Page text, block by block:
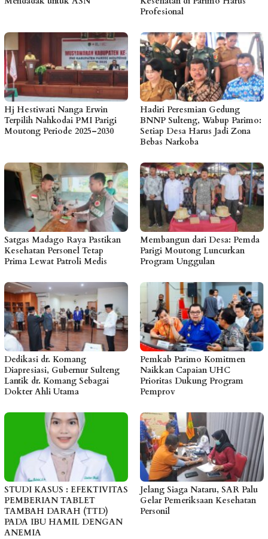
Profesional
Hj Hestiwati Nanga Erwin
Terpilih Nahkodai PMI Parigi
Moutong Periode 2025–2030
Hadiri Peresmian Gedung
BNNP Sulteng, Wabup Parimo:
Setiap Desa Harus Jadi Zona
Bebas Narkoba
Satgas Madago Raya Pastikan
Kesehatan Personel Tetap
Prima Lewat Patroli Medis
Membangun dari Desa: Pemda
Parigi Moutong Luncurkan
Program Unggulan
Dedikasi dr. Komang
Diapresiasi, Gubernur Sulteng
Lantik dr. Komang Sebagai
Dokter Ahli Utama
Pemkab Parimo Komitmen
Naikkan Capaian UHC
Prioritas Dukung Program
Pemprov
STUDI KASUS : EFEKTIVITAS
PEMBERIAN TABLET
TAMBAH DARAH (TTD)
PADA IBU HAMIL DENGAN
ANEMIA
Jelang Siaga Nataru, SAR Palu
Gelar Pemeriksaan Kesehatan
Personil